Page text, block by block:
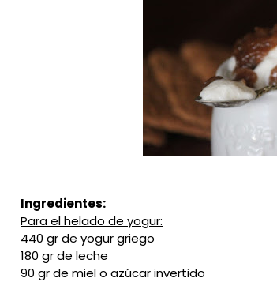
Ingredientes:
Para el helado de yogur:
440 gr de yogur griego
180 gr de leche
90 gr de miel o azúcar invertido